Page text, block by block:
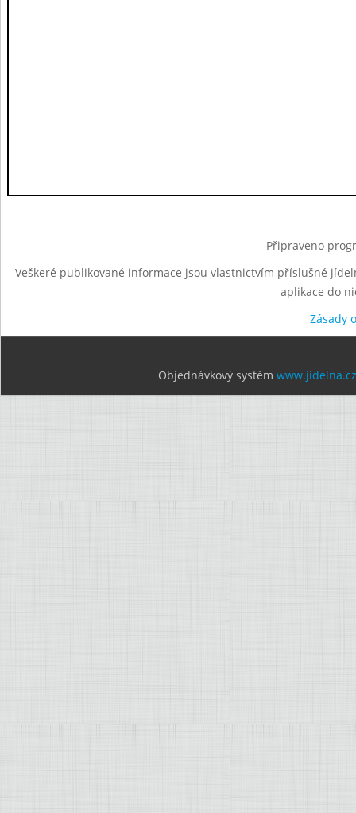
Připraveno
Veškeré publikované informace jsou vlastnictvím příslušné
aplikace do
Zásady
Objednávkový systém www.jidelna.cz